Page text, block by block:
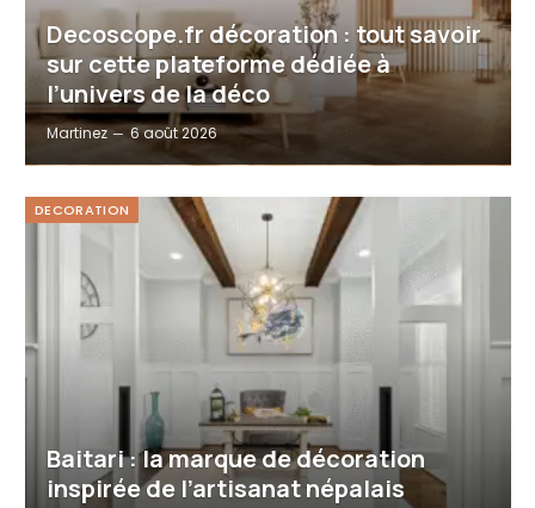
Decoscope.fr décoration : tout savoir
sur cette plateforme dédiée à
l’univers de la déco
Martinez 6 août 2026
DECORATION
Baitari : la marque de décoration
inspirée de l’artisanat népalais